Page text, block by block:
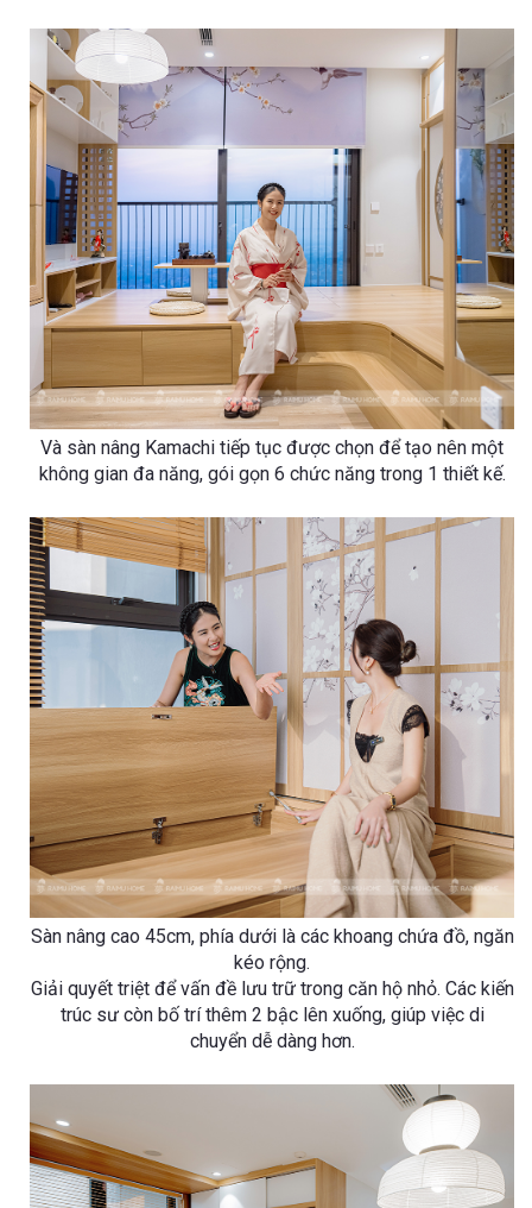
Và sàn nâng Kamachi tiếp tục được chọn để tạo nên một
không gian đa năng, gói gọn 6 chức năng trong 1 thiết kế.
Sàn nâng cao 45cm, phía dưới là các khoang chứa đồ, ngăn
kéo rộng.
Giải quyết triệt để vấn đề lưu trữ trong căn hộ nhỏ. Các kiến
trúc sư còn bố trí thêm 2 bậc lên xuống, giúp việc di
chuyển dễ dàng hơn.